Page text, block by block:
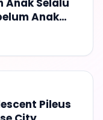
Anak
Pileus